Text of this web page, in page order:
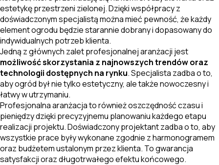
estetykę przestrzeni zielonej. Dzięki współpracy z
doświadczonym specjalistą można mieć pewność, że każdy
element ogrodu będzie starannie dobrany i dopasowany do
indywidualnych potrzeb klienta.
Jedną z głównych zalet profesjonalnej aranżacji jest
możliwość skorzystania z najnowszych trendów oraz
technologii dostępnych na rynku. Specjalista zadba o to,
aby ogród był nie tylko estetyczny, ale także nowoczesny i
łatwy w utrzymaniu.
Profesjonalna aranżacja to również oszczędność czasu i
pieniędzy dzięki precyzyjnemu planowaniu każdego etapu
realizacji projektu. Doświadczony projektant zadba o to, aby
wszystkie prace były wykonane zgodnie z harmonogramem
oraz budżetem ustalonym przez klienta. To gwarancja
satysfakcji oraz długotrwałego efektu końcowego.